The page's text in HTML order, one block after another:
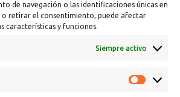
de navegación o las identificaciones únicas en
o retirar el consentimiento, puede afectar
características y funciones.
Siempre activo